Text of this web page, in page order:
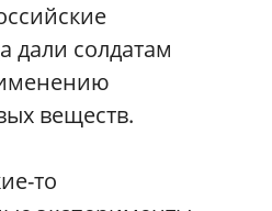
дали солдатам
веществ.
то